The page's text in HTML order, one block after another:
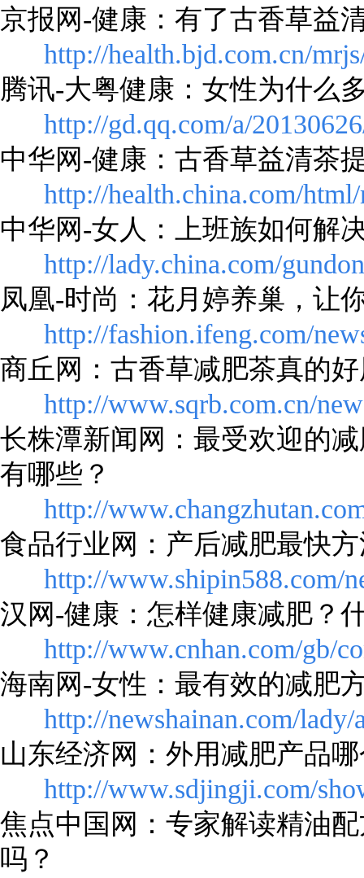
京报网-健康：有了古香草益
http://health.bjd.com.cn/
腾讯-大粤健康：女性为什么
http://gd.qq.com/a/
中华网-健康：古香草益清茶
http://health.china.com/
中华网-女人：上班族如何解
http://lady.china.com/
凤凰-时尚：花月婷养巢，让
http://fashion.ifeng.com/
商丘网：古香草减肥茶真的
http://www.sqrb.com.cn/
长株潭新闻网：最受欢迎的
有哪些？
http://
食品行业网：产后减肥最快
http://www.shipin588.com/
汉网-健康：怎样健康减肥？
http://www.cnhan.com/gb/
海南网-女性：最有效的减肥
http://newshainan.com/lady/
山东经济网：外用减肥产品
http://www.sdjingji.com/
焦点中国网：专家解读精油
吗？